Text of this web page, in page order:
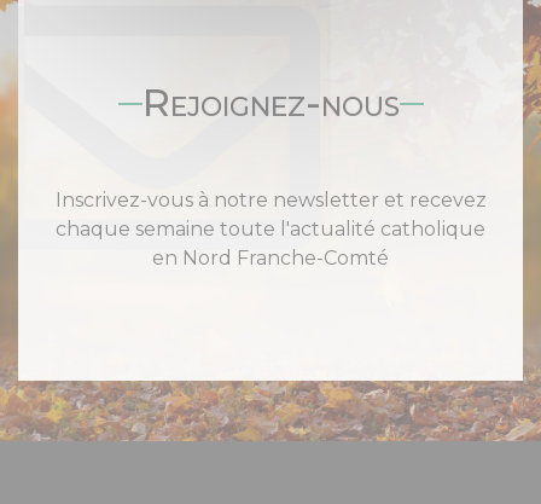
Rejoignez-nous
Inscrivez-vous à notre newsletter et recevez
chaque semaine toute l'actualité catholique
en Nord Franche-Comté